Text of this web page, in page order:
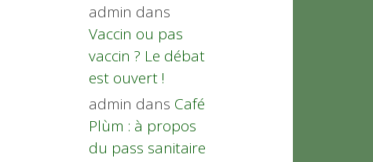
admin dans
Vaccin ou pas
vaccin ? Le débat
est ouvert !
admin dans Café
Plùm : à propos
du pass sanitaire